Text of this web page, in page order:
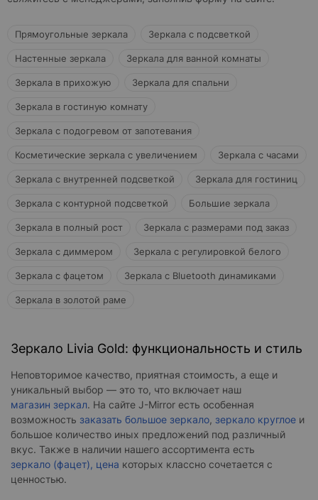
Прямоугольные зеркала Зеркала с подсветкой
Настенные зеркала Зеркала для ванной комнаты
Зеркала в прихожую Зеркала для спальни
Зеркала в гостиную комнату
Зеркала с подогревом от запотевания
Косметические зеркала с увеличением Зеркала с часами
Зеркала с внутренней подсветкой Зеркала для гостиниц
Зеркала с контурной подсветкой Большие зеркала
Зеркала в полный рост Зеркала с размерами под заказ
Зеркала с диммером Зеркала с регулировкой белого
Зеркала с фацетом Зеркала с Bluetooth динамиками
Зеркала в золотой раме
Зеркало Livia Gold: функциональность и стиль
Неповторимое качество, приятная стоимость, а еще и
уникальный выбор — это то, что включает наш
магазин зеркал. На сайте J-Mirror есть особенная
возможность заказать большое зеркало, зеркало круглое и
большое количество иных предложений под различный
вкус. Также в наличии нашего ассортимента есть
зеркало (фацет), цена которых классно сочетается с
ценностью.